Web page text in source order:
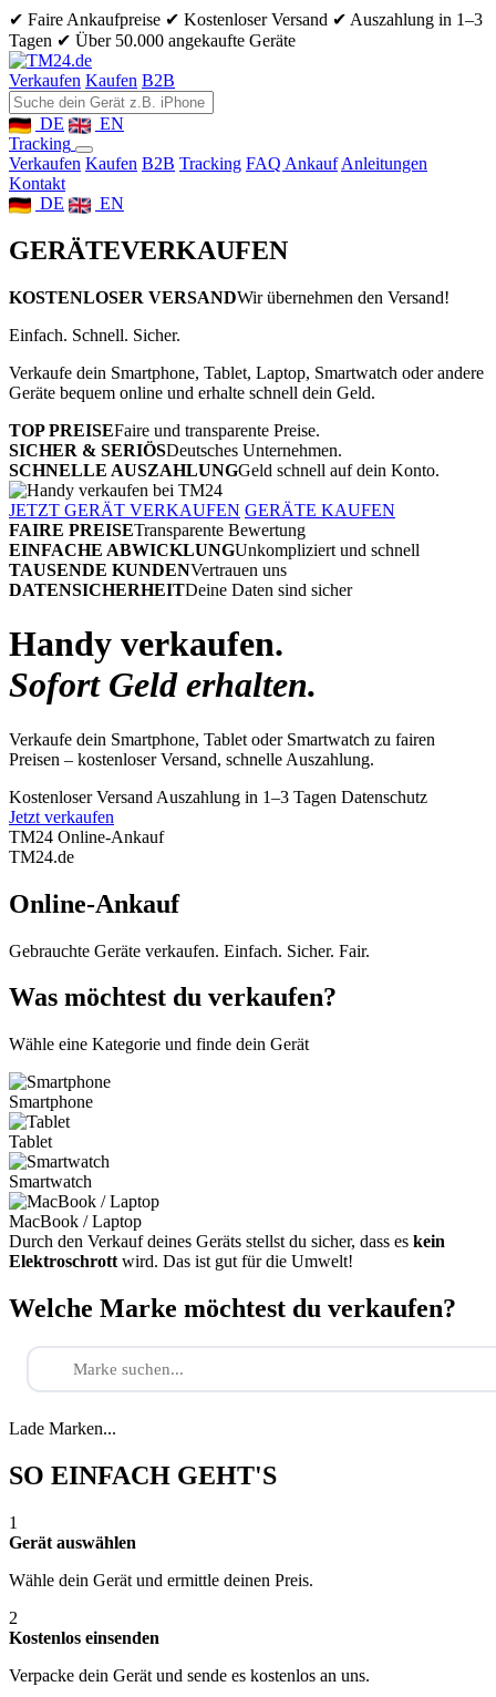
✔ Faire Ankaufpreise ✔ Kostenloser Versand ✔ Auszahlung in 1–3
Tagen ✔ Über 50.000 angekaufte Geräte
Verkaufen Kaufen B2B
DE
EN
Tracking
Verkaufen Kaufen B2B Tracking FAQ Ankauf Anleitungen
Kontakt
DE
EN
GERÄTEVERKAUFEN
KOSTENLOSER VERSANDWir übernehmen den Versand!
Einfach. Schnell. Sicher.
Verkaufe dein Smartphone, Tablet, Laptop, Smartwatch oder andere
Geräte bequem online und erhalte schnell dein Geld.
TOP PREISEFaire und transparente Preise.
SICHER & SERIÖSDeutsches Unternehmen.
SCHNELLE AUSZAHLUNGGeld schnell auf dein Konto.
JETZT GERÄT VERKAUFEN GERÄTE KAUFEN
FAIRE PREISETransparente Bewertung
EINFACHE ABWICKLUNGUnkompliziert und schnell
TAUSENDE KUNDENVertrauen uns
DATENSICHERHEITDeine Daten sind sicher
Handy verkaufen.
Sofort Geld erhalten.
Verkaufe dein Smartphone, Tablet oder Smartwatch zu fairen
Preisen – kostenloser Versand, schnelle Auszahlung.
Kostenloser Versand Auszahlung in 1–3 Tagen Datenschutz
Jetzt verkaufen
TM24 Online-Ankauf
TM24.de
Online-Ankauf
Gebrauchte Geräte verkaufen. Einfach. Sicher. Fair.
Was möchtest du verkaufen?
Wähle eine Kategorie und finde dein Gerät
Smartphone
Tablet
Smartwatch
MacBook / Laptop
Durch den Verkauf deines Geräts stellst du sicher, dass es kein
Elektroschrott wird. Das ist gut für die Umwelt!
Welche Marke möchtest du verkaufen?
Lade Marken...
SO EINFACH GEHT'S
1
Gerät auswählen
Wähle dein Gerät und ermittle deinen Preis.
2
Kostenlos einsenden
Verpacke dein Gerät und sende es kostenlos an uns.